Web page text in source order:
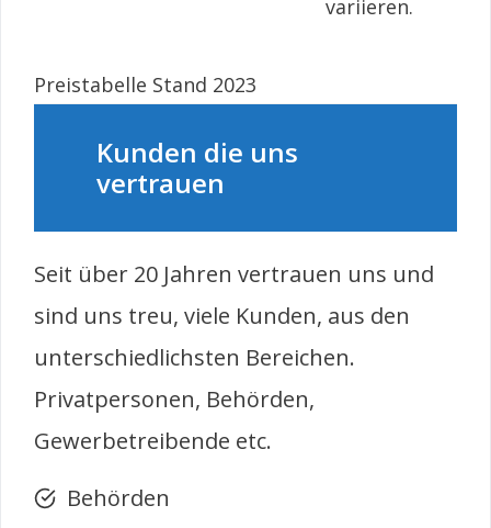
variieren.
Preistabelle Stand 2023
Kunden die uns
vertrauen
Seit über 20 Jahren vertrauen uns und
sind uns treu, viele Kunden, aus den
unterschiedlichsten Bereichen.
Privatpersonen, Behörden,
Gewerbetreibende etc.
Behörden